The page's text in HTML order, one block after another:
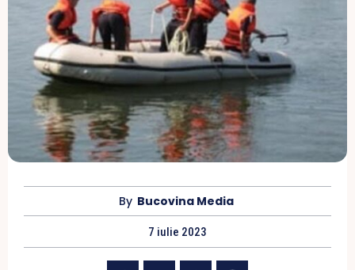
By Bucovina Media
7 iulie 2023